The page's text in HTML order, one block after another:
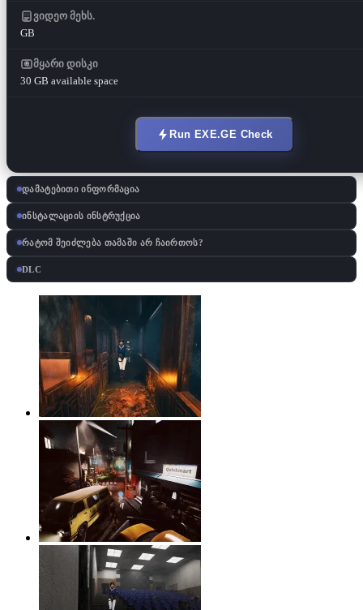
ვიდეო მეხს.
GB
მყარი დისკი
30 GB available space
Run EXE.GE Check
დამატებითი ინფორმაცია
ინსტალაციის ინსტრუქცია
რატომ შეიძლება თამაში არ ჩაირთოს?
DLC